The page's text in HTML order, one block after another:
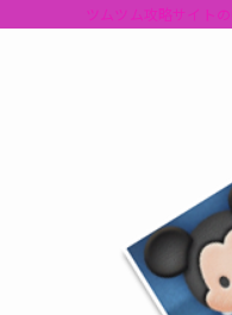
ツムツム攻略サイト